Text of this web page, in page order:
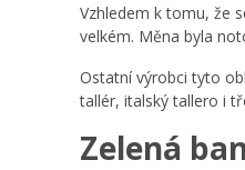
Vzhledem k tomu, že
velkém. Měna byla
Ostatní výrobci tyto
tallér, italský tallero i
Zelená